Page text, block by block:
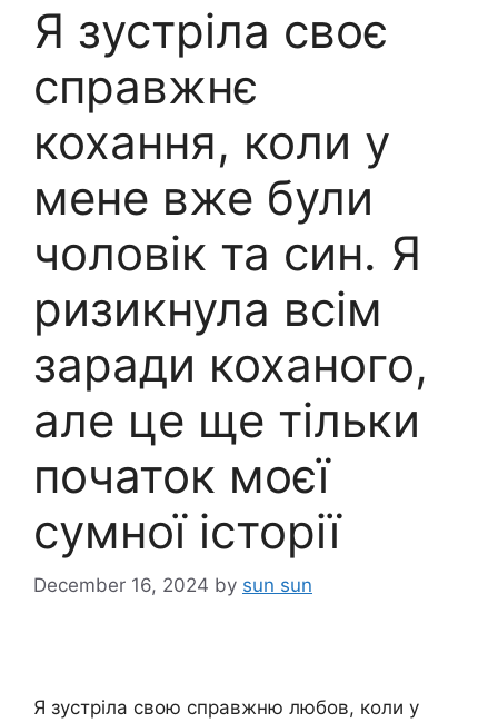
Я зустріла своє
справжнє
кохання, коли у
мене вже були
чоловік та син. Я
ризикнула всім
заради коханого,
але це ще тільки
початок моєї
сумної історії
December 16, 2024 by sun sun
Я зустріла свою справжню любов, коли у